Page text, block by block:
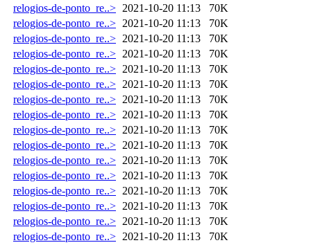
relogios-de-ponto_re..> 2021-10-20 11:13
70K
relogios-de-ponto_re..> 2021-10-20 11:13
70K
relogios-de-ponto_re..> 2021-10-20 11:13
70K
relogios-de-ponto_re..> 2021-10-20 11:13
70K
relogios-de-ponto_re..> 2021-10-20 11:13
70K
relogios-de-ponto_re..> 2021-10-20 11:13
70K
relogios-de-ponto_re..> 2021-10-20 11:13
70K
relogios-de-ponto_re..> 2021-10-20 11:13
70K
relogios-de-ponto_re..> 2021-10-20 11:13
70K
relogios-de-ponto_re..> 2021-10-20 11:13
70K
relogios-de-ponto_re..> 2021-10-20 11:13
70K
relogios-de-ponto_re..> 2021-10-20 11:13
70K
relogios-de-ponto_re..> 2021-10-20 11:13
70K
relogios-de-ponto_re..> 2021-10-20 11:13
70K
relogios-de-ponto_re..> 2021-10-20 11:13
70K
relogios-de-ponto_re..> 2021-10-20 11:13
70K